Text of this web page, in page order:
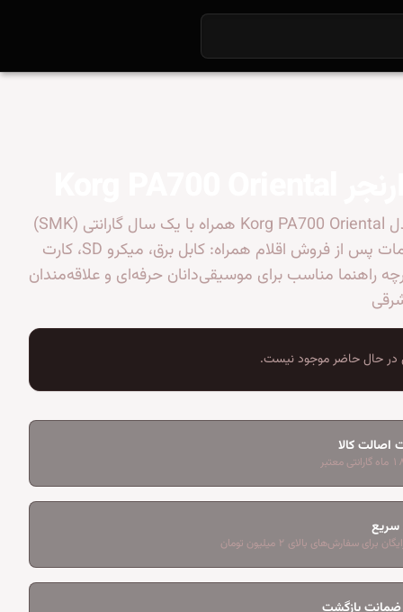
ارنجر کرگ مدل Korg PA700 Oriental همراه با یک سال گارانتی (SMK)
سه سال خدمات پس از فروش اقلام همراه: کابل برق، میکرو SD، کارت
راهنما مناسب برای موسیقی‌دانان حرفه‌ای و علاقه‌مندان
حال حاضر موجود نیست.
اصالت کالا
سریع
برای سفارش‌های بالای ۲ میلیون تومان